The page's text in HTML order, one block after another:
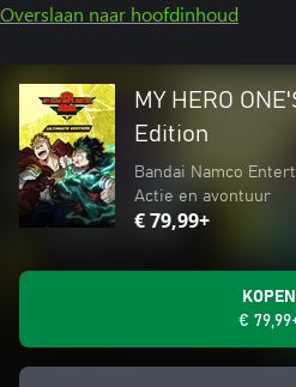
Overslaan naar hoofdinhoud
MY HERO
Edition
Bandai Namco
Actie en avontuur
€ 79,99+
KOPEN
€